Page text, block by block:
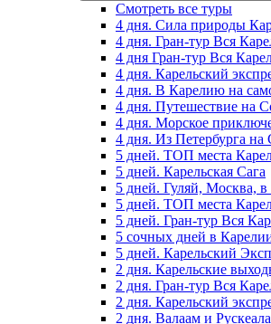
Смотреть все туры
4 дня. Сила природы
4 дня. Гран-тур Вся
4 дня Гран-тур Вся
4 дня. Карельский
4 дня. В Карелию на
4 дня. Путешествие на
4 дня. Морское
4 дня. Из Петербурга на
5 дней. ТОП места
5 дней. Карельская Сага
5 дней. Гуляй, Москва,
5 дней. ТОП места
5 дней. Гран-тур Вся
5 сочных дней в
5 дней. Карельский
2 дня. Карельские
2 дня. Гран-тур Вся
2 дня. Карельский
2 дня. Валаам и